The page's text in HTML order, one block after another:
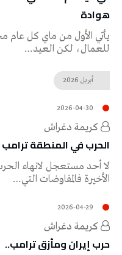
‬هوادة
‬للعمال،‭ ‬لكن‭ ‬العيد‭…
أبريل 2026
2026-04-30
كريمة‭ ‬دغراش
الحرب‭ ‬في‭ ‬المنطقة ترامب‭ ‬وإيران‭ ‬يراهنان‭ ‬على‭ ‬عامل‭ ‬الوقت
‬الأخيرة‭ ‬فالمفاوضات‭ ‬التي‭…
2026-04-29
كريمة‭ ‬دغراش
‬حرب‭ ‬إيران‭ ‬ومأزق‭ ‬ترامب‭..‬